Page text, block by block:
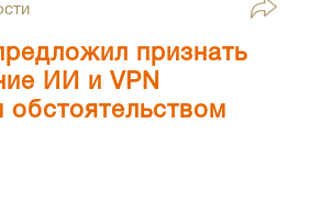
признать
ИИ и VPN